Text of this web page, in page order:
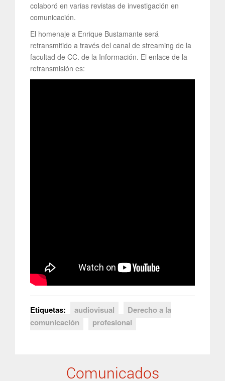
colaboró en varias revistas de investigación en
comunicación.
El homenaje a Enrique Bustamante será
retransmitido a través del canal de streaming de la
facultad de CC. de la Información. El enlace de la
retransmisión es:
Etiquetas: audiovisual
Derecho a la
comunicación
profesional
Comunicados